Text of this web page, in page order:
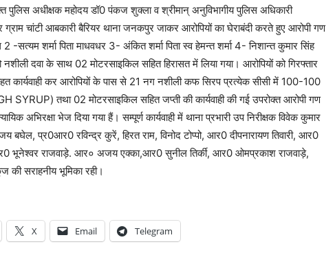
पुलिस अधीक्षक महोदय डॉ0 पंकज शुक्ला व श्रीमान् अनुविभागीय पुलिस अधिकारी
चांटी आबकारी बैरियर थाना जनकपुर जाकर आरोपियों का घेराबंदी करते हुए आरोपी गण
शर्मा पिता माधवधर 3- अंकित शर्मा पिता स्व हेमन्त शर्मा 4- निशान्त कुमार सिंह
दवा के साथ 02 मोटरसाइकिल सहित हिरासत में लिया गया। आरोपियों को गिरफ्तार
कार्यवाही कर आरोपियों के पास से 21 नग नशीली कफ सिरप प्रत्येक सीसी में 100-100
तथा 02 मोटरसाइकिल सहित जप्ती की कार्यवाही की गई उपरोक्त आरोपी गण
अभिरक्षा भेज दिया गया हैं। सम्पूर्ण कार्यवाही में थाना प्रभारी उप निरीक्षक विवेक कुमार
प्र0आर0 रविन्द्र कुरें, हिरत राम, विनोद टोप्पो, आर0 दीपनारायण तिवारी, आर0
भूनेश्वर राजवाड़े. आर० अजय एक्का,आर0 सुनील तिर्की, आर0 ओमप्रकाश राजवाड़े,
सराहनीय भूमिका रही।
X Email Telegram